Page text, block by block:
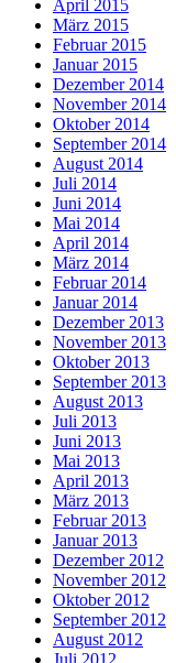
April 2015
März 2015
Februar 2015
Januar 2015
Dezember 2014
November 2014
Oktober 2014
September 2014
August 2014
Juli 2014
Juni 2014
Mai 2014
April 2014
März 2014
Februar 2014
Januar 2014
Dezember 2013
November 2013
Oktober 2013
September 2013
August 2013
Juli 2013
Juni 2013
Mai 2013
April 2013
März 2013
Februar 2013
Januar 2013
Dezember 2012
November 2012
Oktober 2012
September 2012
August 2012
Juli 2012